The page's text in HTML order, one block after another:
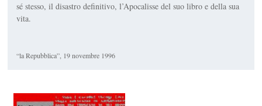
sé stesso, il disastro definitivo, l’Apocalisse del suo libro e della sua
vita.
“la Repubblica”, 19 novembre 1996